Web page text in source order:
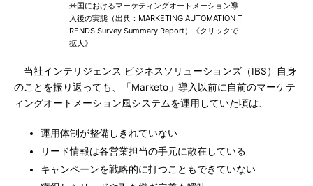
米国におけるマーケティングオートメーション導
入後の実態（出典：MARKETING AUTOMATION T
RENDS Survey Summary Report）《クリックで
拡大》
当社インテリジェンス ビジネスソリューションズ（IBS）自身
のことを振り返っても、「Marketo」導入以前に自前のマーケテ
ィングオートメーション風システムを運用していた頃は、
運用体制が整備しきれていない
リード情報は各営業担当の手元に散在している
キャンペーンを戦略的に打つこともできていない